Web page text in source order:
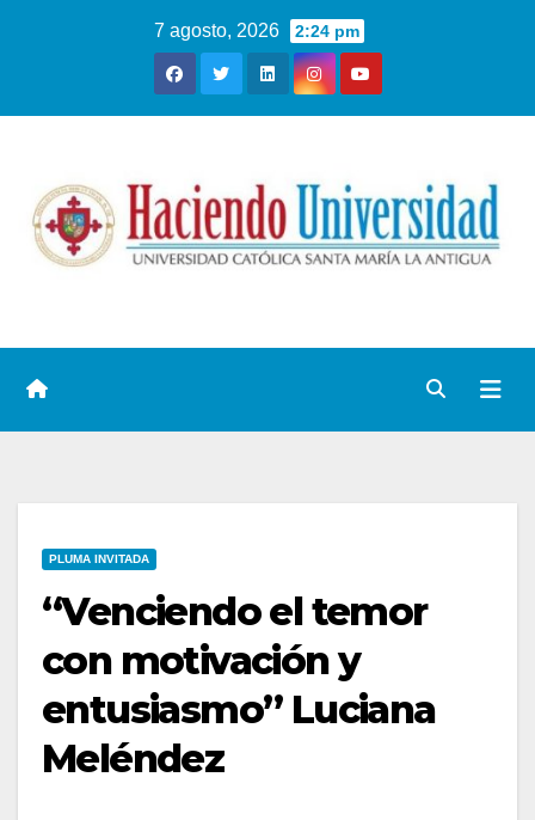
7 agosto, 2026 2:24 pm
PLUMA INVITADA
“Venciendo el temor
con motivación y
entusiasmo” Luciana
Meléndez